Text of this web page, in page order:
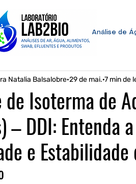
Análise de
Isoterma de
– DDI: Entenda
e
Natalia Balsalobre 29 de mai. 7 min de